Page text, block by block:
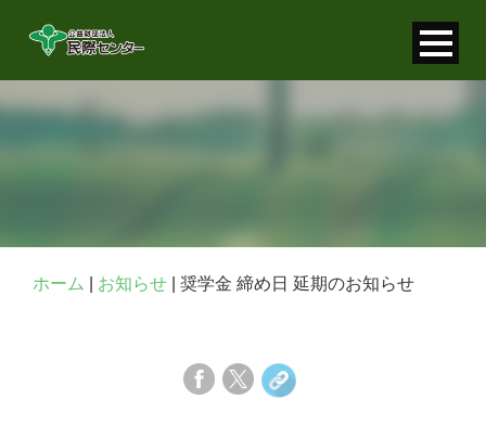
お問い合わせ
ホーム お知らせ 奨学金 締め日 延期のお知らせ